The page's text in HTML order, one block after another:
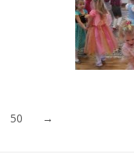
50 →